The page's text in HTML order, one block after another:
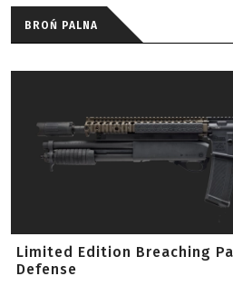
BROŃ PALNA
Limited Edition Breaching
Defense